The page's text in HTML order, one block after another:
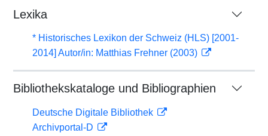
Lexika
* Historisches Lexikon der Schweiz (HLS) [2001-
2014] Autor/in: Matthias Frehner (2003)
Bibliothekskataloge und Bibliographien
Deutsche Digitale Bibliothek
Archivportal-D